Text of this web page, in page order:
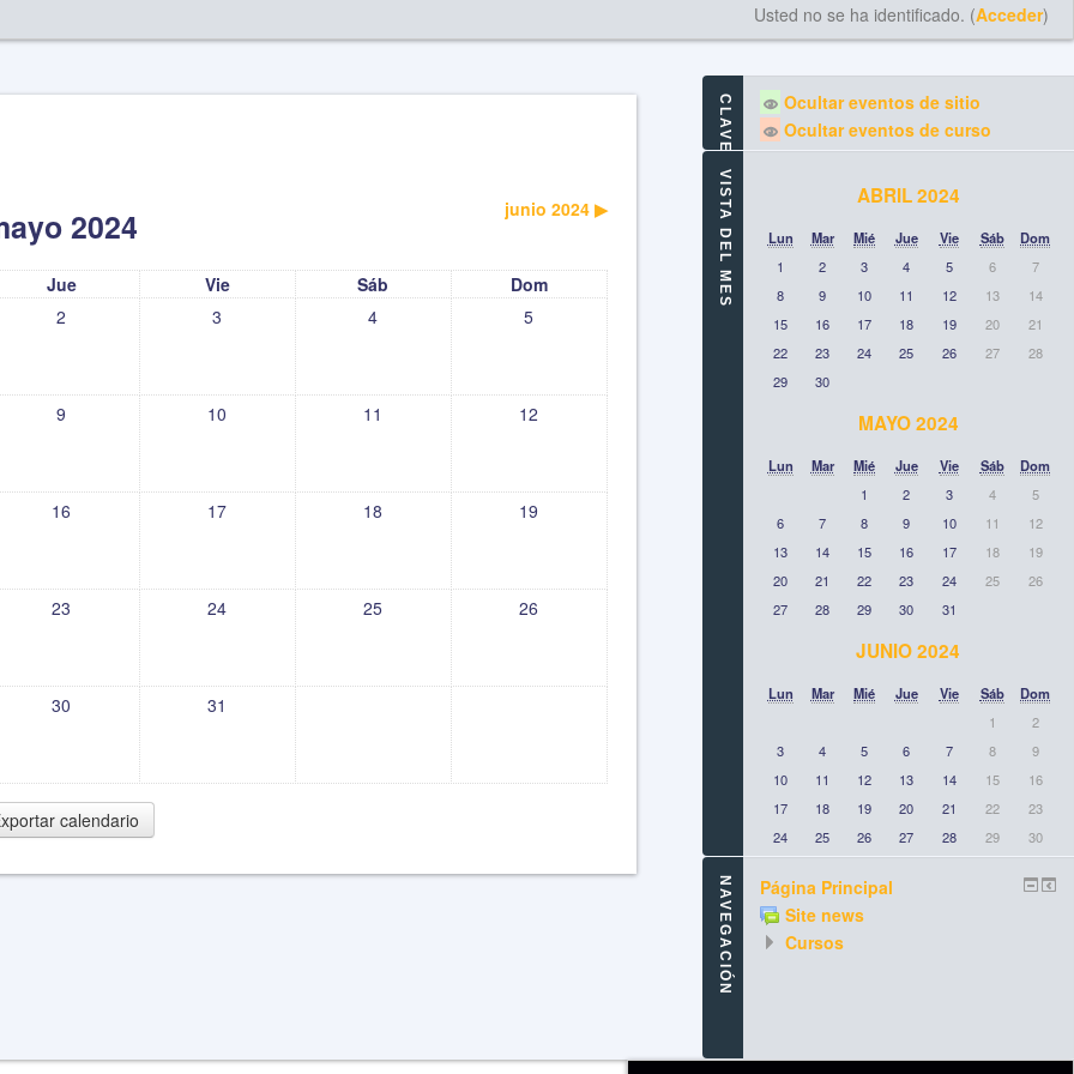
Usted no se ha identificado. (Acceder)
2024 junio 2024 ▶︎
Jue Vie Sáb
Dom
2 3 4 5
9 10 11 12
16 17 18 19
23 24 25 26
30 31
CLAVE DE EVENTOS
Ocultar eventos de sitio
Ocultar eventos de curso
VISTA DEL MES ABRIL 2024
Lun Mar Mié Jue Vie Sáb
Dom
1
2 3 4 5 6
7
8
9 10 11 12 13
14
15
16 17 18 19 20
21
22
23 24 25 26 27
28
29
30
MAYO 2024
Lun Mar Mié Jue Vie Sáb
Dom
1
2 3 4
5
6
7 8 9 10 11
12
13
14 15 16 17 18
19
20
21 22 23 24 25
26
27
28 29 30 31
JUNIO 2024
Lun Mar Mié Jue Vie Sáb
Dom
1
2
3
4 5 6 7 8
9
10
11 12 13 14 15
16
17
18 19 20 21 22
23
24
25 26 27 28 29 30
NAVEGACIÓN
Página Principal
Site news
Cursos